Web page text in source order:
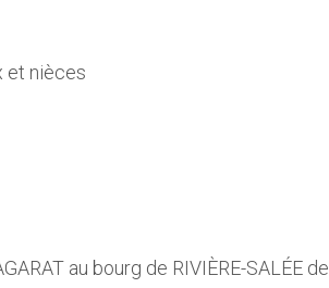
et nièces
au bourg de RIVIÈRE-SALÉE de